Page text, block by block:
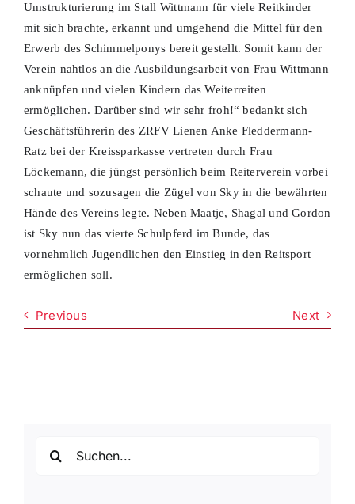
Umstrukturierung im Stall Wittmann für viele Reitkinder
mit sich brachte, erkannt und umgehend die Mittel für den
Erwerb des Schimmelponys bereit gestellt. Somit kann der
Verein nahtlos an die Ausbildungsarbeit von Frau Wittmann
anknüpfen und vielen Kindern das Weiterreiten
ermöglichen. Darüber sind wir sehr froh!“ bedankt sich
Geschäftsführerin des ZRFV Lienen Anke Fleddermann-
Ratz bei der Kreissparkasse vertreten durch Frau
Löckemann, die jüngst persönlich beim Reiterverein vorbei
schaute und sozusagen die Zügel von Sky in die bewährten
Hände des Vereins legte. Neben Maatje, Shagal und Gordon
ist Sky nun das vierte Schulpferd im Bunde, das
vornehmlich Jugendlichen den Einstieg in den Reitsport
ermöglichen soll.
Previous Next
nach: